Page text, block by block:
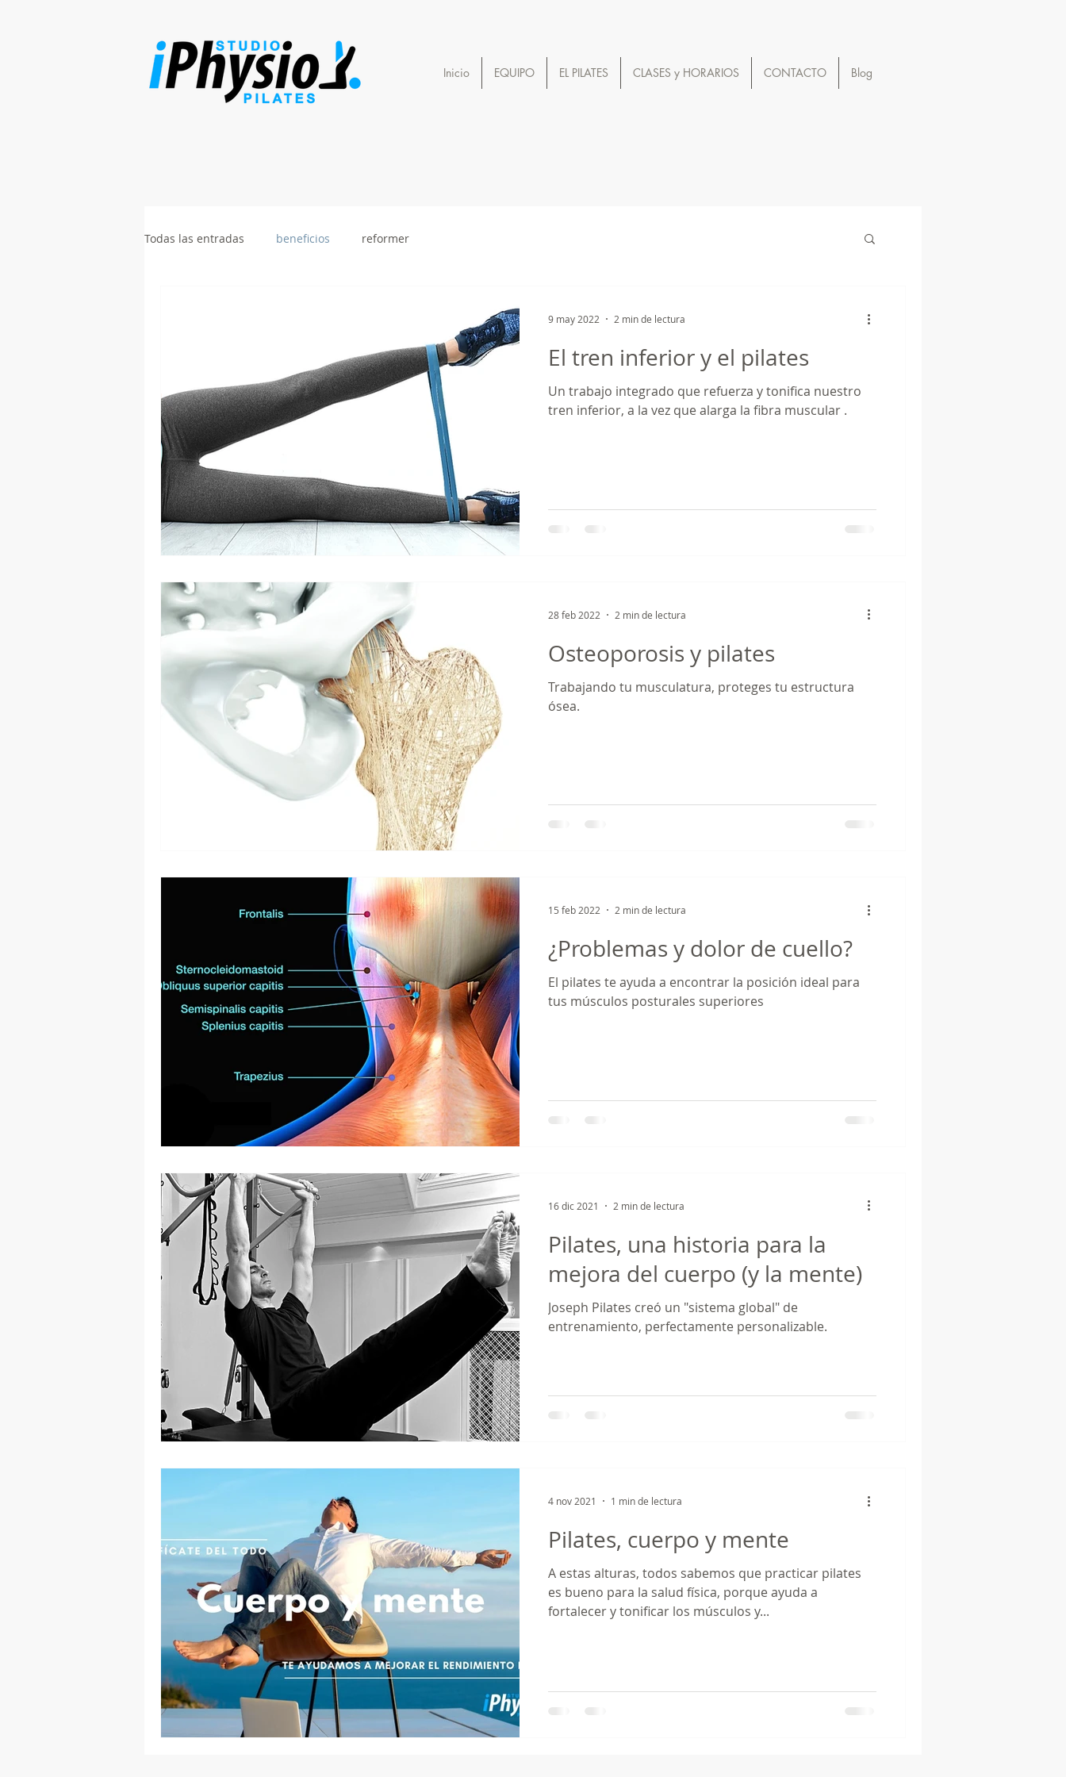
Inicio EQUIPO EL PILATES CLASES y HORARIOS CONTACTO Blog
Todas las entradas beneficios reformer
El tren inferior y el pilates
Un trabajo integrado que refuerza y tonifica nuestro
tren inferior, a la vez que alarga la fibra muscular .
9 may 2022 2 min de lectura
Osteoporosis y pilates
Trabajando tu musculatura, proteges tu estructura
ósea.
28 feb 2022 2 min de lectura
¿Problemas y dolor de cuello?
El pilates te ayuda a encontrar la posición ideal para
tus músculos posturales superiores
15 feb 2022 2 min de lectura
Pilates, una historia para la
mejora del cuerpo (y la mente)
Joseph Pilates creó un "sistema global" de
entrenamiento, perfectamente personalizable.
16 dic 2021 2 min de lectura
Pilates, cuerpo y mente
A estas alturas, todos sabemos que practicar pilates
es bueno para la salud física, porque ayuda a
fortalecer y tonificar los músculos y...
4 nov 2021 1 min de lectura